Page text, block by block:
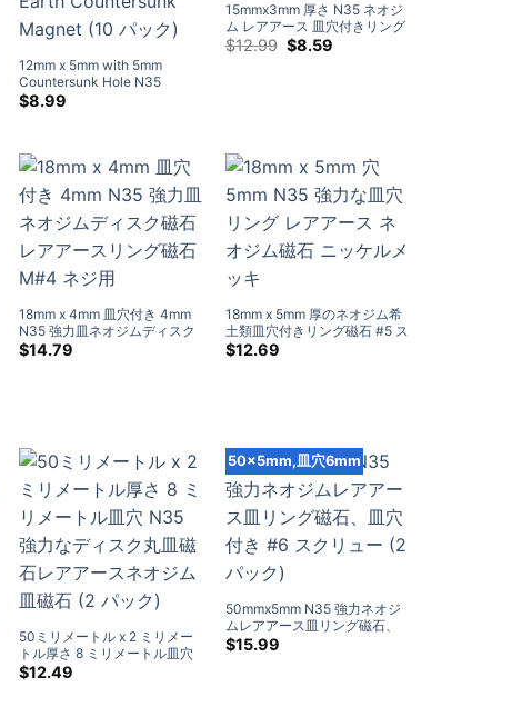
12mm x 5mm with 5mm
Countersunk Hole N35
Strong Disc Round
$8.99
15mmx3mm 厚さ N35 ネオジ
ム レアアース 皿穴付きリング
磁石 #4 スクリュー (20 パッ
$12.99 元
の
$8.59現
18mm x 4mm 皿穴付き 4mm
N35 強力皿ネオジムディスク
磁石 レアアースリング磁石
$14.79
18mm x 5mm 厚のネオジム希
土類皿穴付きリング磁石 #5 ス
クリュー (10 パック)
$12.69
50ミリメートル x 2 ミリメー
トル厚さ 8 ミリメートル皿穴
N35 強力なディスク丸皿磁石
$12.49
50×5mm,皿穴6mm
50mmx5mm N35 強力ネオジ
ムレアアース皿リング磁石、
皿穴付き #6 スクリュー (2 パ
$15.99